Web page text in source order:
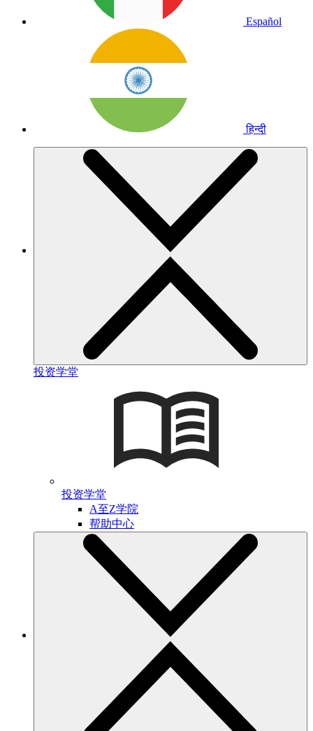
Español
हिन्दी
投资学堂
投资学堂
A至Z学院
帮助中心